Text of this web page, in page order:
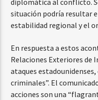
diplomática al conflicto.
situación podría resultar
estabilidad regional y el
En respuesta a estos
Relaciones Exteriores de
ataques
criminales”. El
acciones son una